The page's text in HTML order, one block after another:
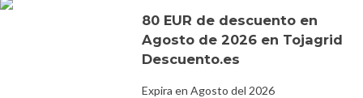
80 EUR de descuento en
Agosto de 2026 en Tojagrid
Descuento.es
Expira en Agosto del 2026